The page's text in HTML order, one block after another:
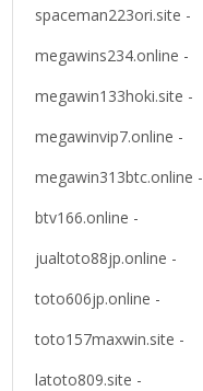
spaceman223ori.site -
megawins234.online -
megawin133hoki.site -
megawinvip7.online -
megawin313btc.online -
btv166.online -
jualtoto88jp.online -
toto606jp.online -
toto157maxwin.site -
latoto809.site -